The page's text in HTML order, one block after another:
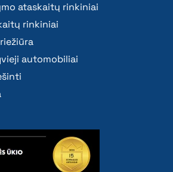
ataskaitų rinkiniai
rinkiniai
automobiliai